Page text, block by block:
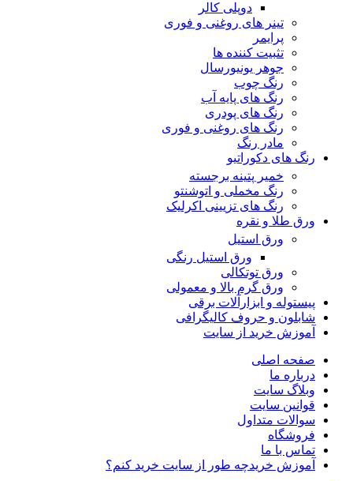
دوپلی کالر
تینر های روغنی و فوری
پرایمر
تثبیت کننده ها
جوهر یونیورسال
رنگ چوب
رنگ‌ های پایه آب
رنگ های پودری
رنگ‌ های روغنی و فوری
مادر رنگ
رنگ های دکوراتیو
خمیر پتینه برجسته
رنگ مخملی و اتوشنتو
رنگ های تزیینی اکرلیک
ورق طلا و نقره
ورق استیل
ورق استیل رنگی
ورق توتکالی
ورق گرم بالا و معمولی
پیستوله و ابزارآلات برقی
شابلون و حروف کالیگرافی
آموزش خرید از سایت
صفحه اصلی
درباره ما
وبلاگ سایت
قوانین سایت
سوالات متداول
فروشگاه
تماس با ما
آموزش خریدچه طور از سایت خرید کنم؟